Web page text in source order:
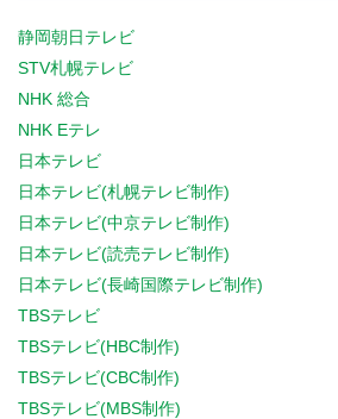
静岡朝日テレビ
STV札幌テレビ
NHK 総合
NHK Eテレ
日本テレビ
日本テレビ(札幌テレビ制作)
日本テレビ(中京テレビ制作)
日本テレビ(読売テレビ制作)
日本テレビ(長崎国際テレビ制作)
TBSテレビ
TBSテレビ(HBC制作)
TBSテレビ(CBC制作)
TBSテレビ(MBS制作)